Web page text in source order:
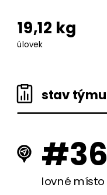
19,12 kg
úlovek
stav týmu
#36
lovné místo